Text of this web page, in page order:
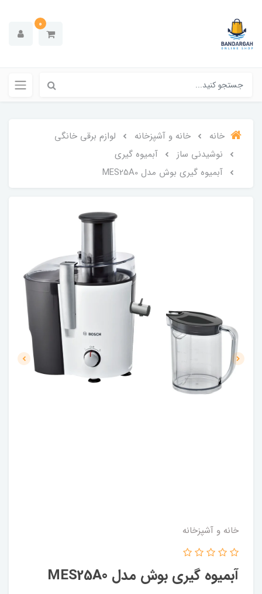
0
خانه خانه و آشپزخانه
لوازم برقی خانگی
نوشیدنی ساز
آبمیوه گیری
آبمیوه گیری بوش مدل MES25A0
خانه و آشپزخانه
آبمیوه گیری بوش مدل MES25A0